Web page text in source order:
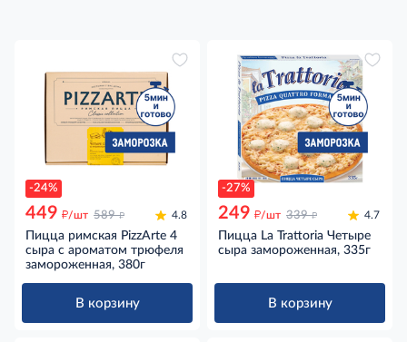
-24%
449 д/шт 589 д 4.8
Пицца римская PizzArte 4
сыра с ароматом трюфеля
замороженная, 380г
В корзину
-27%
249 д/шт 339 д 4.7
Пицца La Trattoria Четыре
сыра замороженная, 335г
В корзину